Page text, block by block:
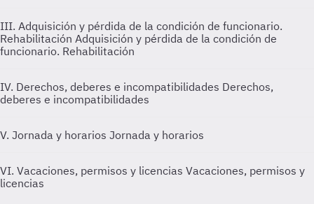
III. Adquisición y pérdida de la condición de funcionario.
Rehabilitación Adquisición y pérdida de la condición de
funcionario. Rehabilitación
IV. Derechos, deberes e incompatibilidades Derechos,
deberes e incompatibilidades
V. Jornada y horarios Jornada y horarios
VI. Vacaciones, permisos y licencias Vacaciones, permisos y
licencias